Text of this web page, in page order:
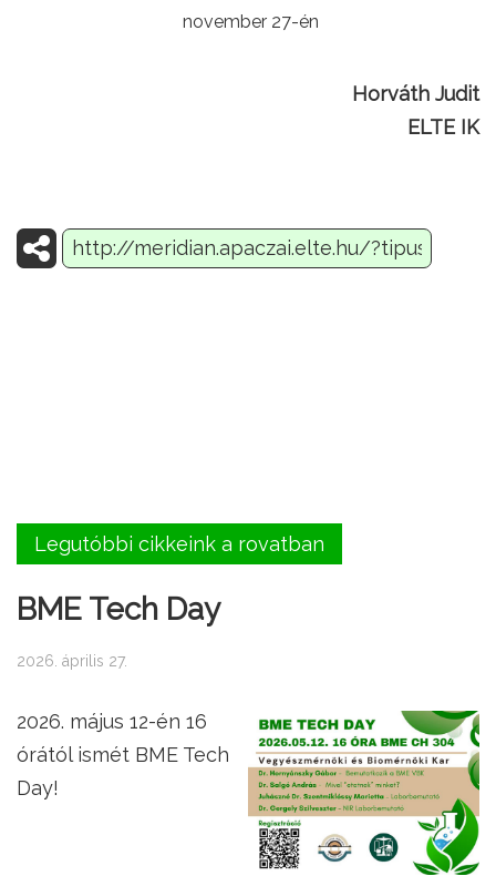
november 27-én
Horváth Judit
ELTE IK
Legutóbbi cikkeink a rovatban
BME Tech Day
2026. április 27.
2026. május 12-én 16
órától ismét BME Tech
Day!